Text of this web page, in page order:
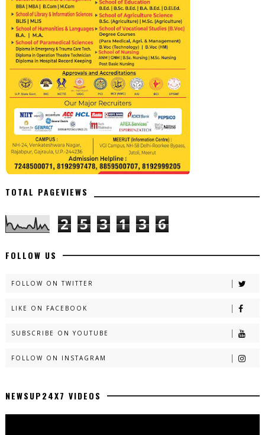
TOTAL PAGEVIEWS
2 5 3 1 3 6
FOLLOW US
FOLLOW ON TWITTER
LIKE ON FACEBOOK
SUBSCRIBE ON YOUTUBE
FOLLOW ON INSTAGRAM
NEWSUP24X7 VIDEOS